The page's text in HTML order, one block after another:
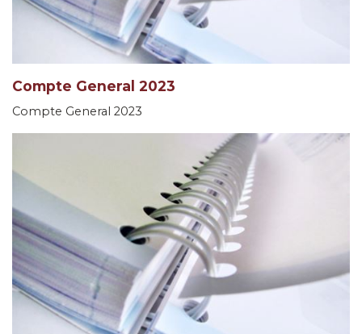
Compte General 2023
Compte General 2023